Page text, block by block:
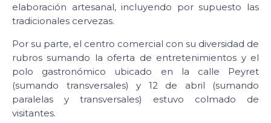
elaboración artesanal, incluyendo por supuesto las
tradicionales cervezas.
Por su parte, el centro comercial con su diversidad de
rubros sumando la oferta de entretenimientos y el
polo gastronómico ubicado en la calle Peyret
(sumando transversales) y 12 de abril (sumando
paralelas y transversales) estuvo colmado de
visitantes.